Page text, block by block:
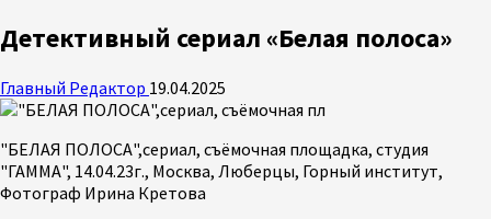
Детективный сериал «Белая полоса»
Главный Редактор 19.04.2025
"БЕЛАЯ ПОЛОСА",сериал, съёмочная площадка, студия
"ГАММА", 14.04.23г., Москва, Люберцы, Горный институт,
Фотограф Ирина Кретова